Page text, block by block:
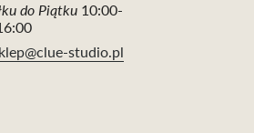
do Piątku 10:00-
studio.pl